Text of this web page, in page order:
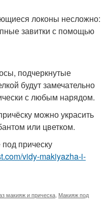
локоны несложно:
завитки с помощью
подчеркнутые
будут замечательно
с любым нарядом.
можно украсить
или цветком.
прическу
vidy-makiyazha-i-
макияж и прическа, Макияж под